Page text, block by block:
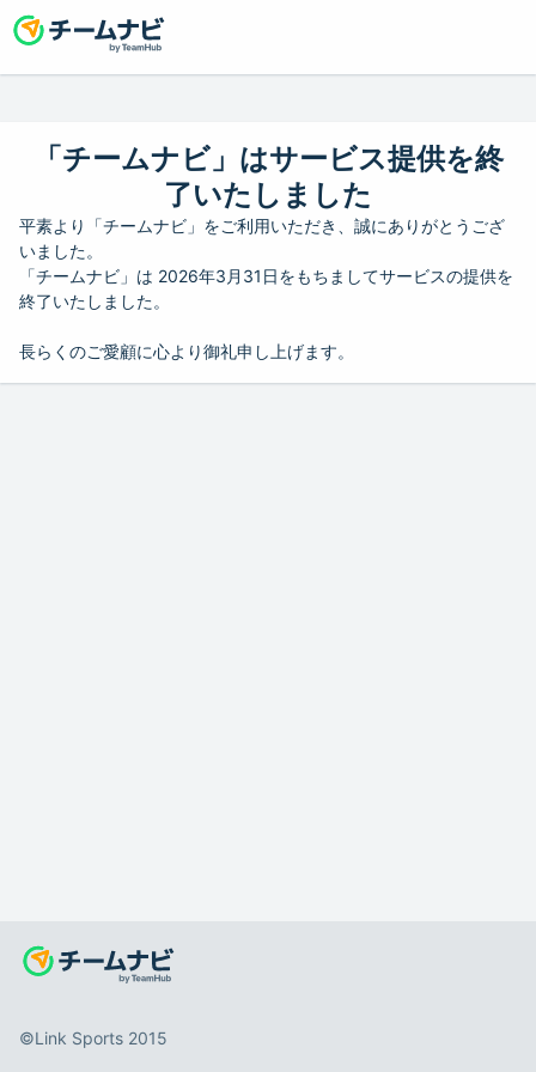
「チームナビ」はサービス提供を終
了いたしました
平素より「チームナビ」をご利用いただき、誠にありがとうござ
いました。
「チームナビ」は 2026年3月31日をもちましてサービスの提供を
終了いたしました。
長らくのご愛顧に心より御礼申し上げます。
©️Link Sports 2015